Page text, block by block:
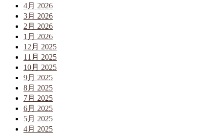
4月 2026
3月 2026
2月 2026
1月 2026
12月 2025
11月 2025
10月 2025
9月 2025
8月 2025
7月 2025
6月 2025
5月 2025
4月 2025